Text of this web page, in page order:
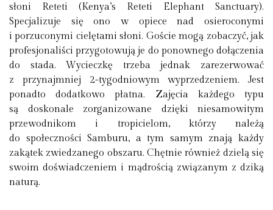
słoni Reteti (Kenya’s Reteti Elephant Sanctuary).
Specjalizuje się ono w opiece nad osieroconymi
i porzuconymi cielętami słoni. Goście mogą zobaczyć, jak
profesjonaliści przygotowują je do ponownego dołączenia
do stada. Wycieczkę trzeba jednak zarezerwować
z przynajmniej 2-tygodniowym wyprzedzeniem. Jest
ponadto dodatkowo płatna. Zajęcia każdego typu
są doskonale zorganizowane dzięki niesamowitym
przewodnikom i tropicielom, którzy należą
do społeczności Samburu, a tym samym znają każdy
zakątek zwiedzanego obszaru. Chętnie również dzielą się
swoim doświadczeniem i mądrością związanym z dziką
naturą.